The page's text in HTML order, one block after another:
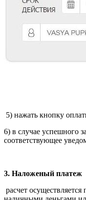
5) нажать кнопку
6) в случае успешного
соответствующее
3. Наложеный платеж
расчет